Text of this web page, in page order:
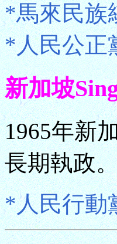
*馬來民族
*人民公正
新加坡
1965年新
長期執政
*人民行動